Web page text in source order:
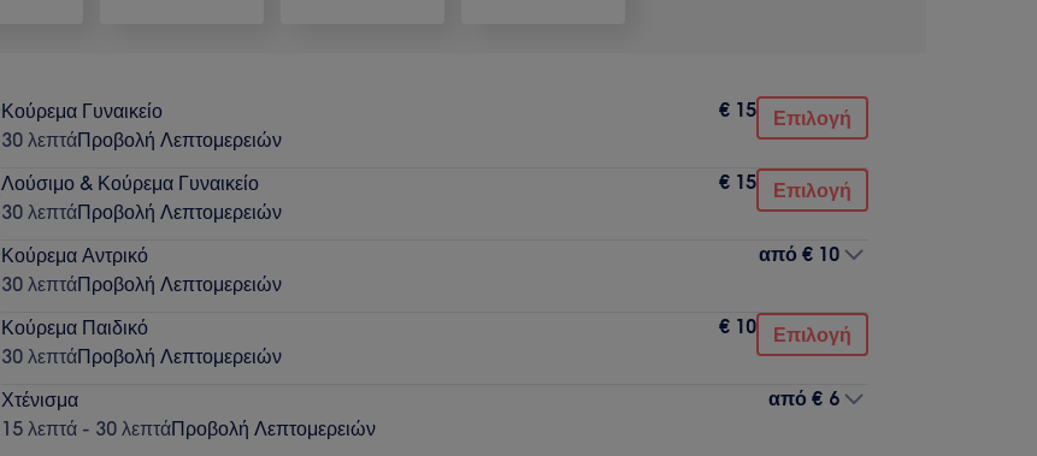
Κούρεμα Γυναικείο
30 λεπτάΠροβολή Λεπτομερειών
€ 15 Επιλογή
Λούσιμο & Κούρεμα Γυναικείο
30 λεπτάΠροβολή Λεπτομερειών
€ 15 Επιλογή
Κούρεμα Αντρικό
30 λεπτάΠροβολή Λεπτομερειών
από € 10
Κούρεμα Παιδικό
30 λεπτάΠροβολή Λεπτομερειών
€ 10 Επιλογή
Χτένισμα
15 λεπτά - 30 λεπτάΠροβολή Λεπτομερειών
από € 6